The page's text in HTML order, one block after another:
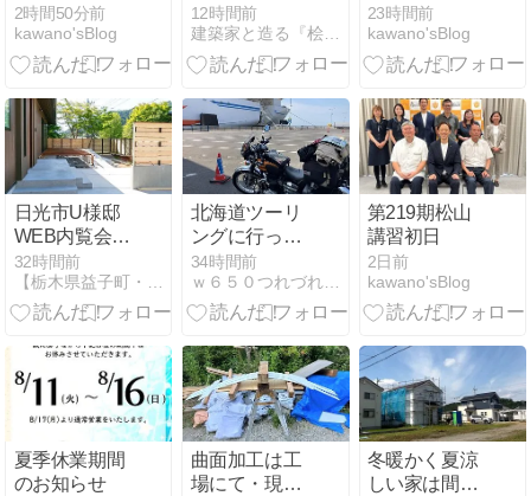
2時間50分前
kawano'sBlog
８秒｜縁起の
良い末広がり
8に建築請負
12時間前
建築家と造る『桧造りの家』
23時間前
kawano'sBlog
日光市U様邸
WEB内覧会・
ウリン材のウ
ッドデッキ
32時間前
北海道ツーリ
ングに行って
来ました^_^
34時間前
ｗ６５０つれづれ日記（２）（seesaaブログ版）
第219期松山
講習初日
2日前
kawano'sBlog
夏季休業期間
のお知らせ
曲面加工は工
場にて・現場
冬暖かく夏涼
しい家は間取